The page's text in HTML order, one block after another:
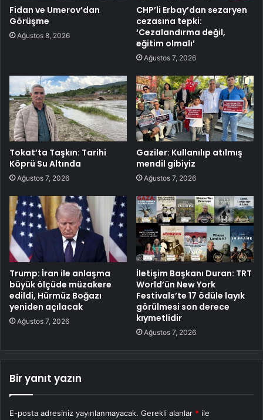
Fidan ve Umerov’dan
Görüşme
Ağustos 8, 2026
CHP’li Erbay’dan sezaryen
cezasına tepki:
‘Cezalandırma değil,
eğitim olmalı’
Ağustos 7, 2026
Tokat’ta Taşkın: Tarihi
Köprü Su Altında
Ağustos 7, 2026
Gaziler: Kullanılıp atılmış
mendil gibiyiz
Ağustos 7, 2026
Trump: İran ile anlaşma
büyük ölçüde müzakere
edildi, Hürmüz Boğazı
yeniden açılacak
Ağustos 7, 2026
İletişim Başkanı Duran: TRT
World’ün New York
Festivals’te 17 ödüle layık
görülmesi son derece
kıymetlidir
Ağustos 7, 2026
Bir yanıt yazın
E-posta adresiniz yayınlanmayacak. Gerekli alanlar * ile